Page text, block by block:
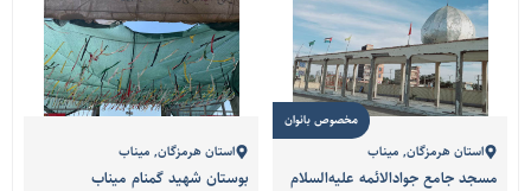
استان هرمزگان,میناب
مسجد جامع جوادالائمه علیه‌السلام
مخصوص بانوان
استان هرمزگان,میناب
بوستان شهید گمنام میناب